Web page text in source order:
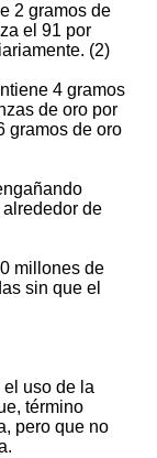
2 gramos de
el 91 por
(2)
4 gramos
de oro por
gramos de oro
de
millones de
sin que el
uso de la
término
pero que no